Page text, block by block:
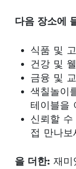
다음 장소에
식품 및
건강 및
금융 및
색칠놀이
테이블을
신뢰할
접 만나보
을 더한: 재미